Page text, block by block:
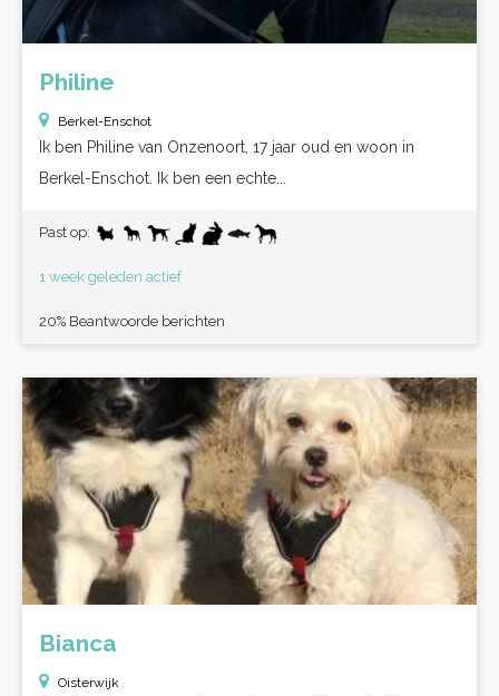
Philine
Berkel-Enschot
Ik ben Philine van Onzenoort, 17 jaar oud en woon in
Berkel-Enschot. Ik ben een echte...
Past op:
1 week geleden actief
20% Beantwoorde berichten
Bianca
Oisterwijk